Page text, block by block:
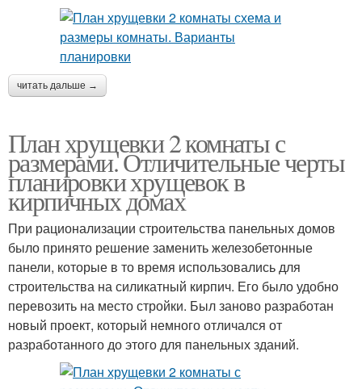
читать дальше →
План хрущевки 2 комнаты с
размерами. Отличительные черты
планировки хрущевок в
кирпичных домах
При рационализации строительства панельных домов
было принято решение заменить железобетонные
панели, которые в то время использовались для
строительства на силикатный кирпич. Его было удобно
перевозить на место стройки. Был заново разработан
новый проект, который немного отличался от
разработанного до этого для панельных зданий.